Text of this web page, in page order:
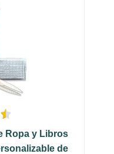
Ropa y Libros
de